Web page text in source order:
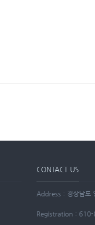
CONTACT US
Address : 경상남도
Registration :